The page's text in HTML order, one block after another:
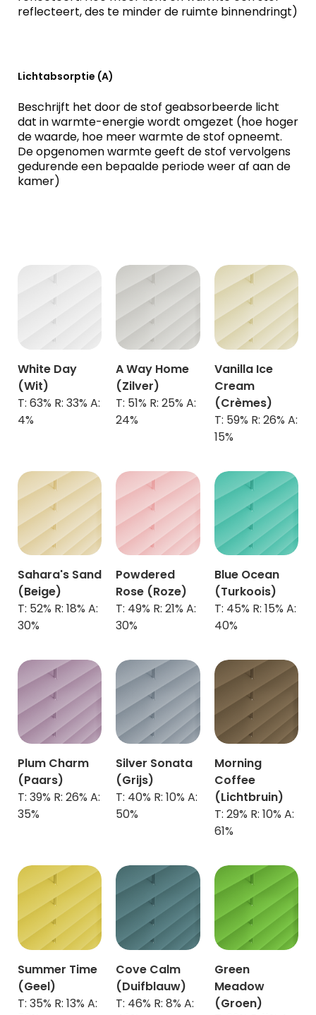
reflecteert, des te minder de ruimte binnendringt)
Lichtabsorptie (A)
Beschrijft het door de stof geabsorbeerde licht
dat in warmte-energie wordt omgezet (hoe hoger
de waarde, hoe meer warmte de stof opneemt.
De opgenomen warmte geeft de stof vervolgens
gedurende een bepaalde periode weer af aan de
kamer)
White Day
(Wit)
T: 63% R: 33% A:
4%
A Way Home
(Zilver)
T: 51% R: 25% A:
24%
Vanilla Ice
Cream
(Crèmes)
T: 59% R: 26% A:
15%
Sahara's Sand
(Beige)
T: 52% R: 18% A:
30%
Powdered
Rose (Roze)
T: 49% R: 21% A:
30%
Blue Ocean
(Turkoois)
T: 45% R: 15% A:
40%
Plum Charm
(Paars)
T: 39% R: 26% A:
35%
Silver Sonata
(Grijs)
T: 40% R: 10% A:
50%
Morning
Coffee
(Lichtbruin)
T: 29% R: 10% A:
61%
Summer Time
(Geel)
T: 35% R: 13% A:
Cove Calm
(Duifblauw)
T: 46% R: 8% A:
Green
Meadow
(Groen)